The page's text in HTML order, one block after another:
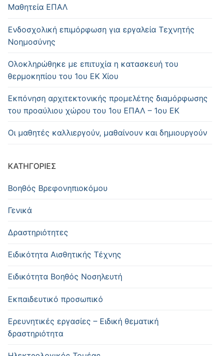
Μαθητεία ΕΠΑΛ
Ενδοσχολική επιμόρφωση για εργαλεία Τεχνητής
Νοημοσύνης
Oλοκληρώθηκε με επιτυχία η κατασκευή του
θερμοκηπίου του 1ου ΕΚ Χίου
Εκπόνηση αρχιτεκτονικής προμελέτης διαμόρφωσης
του προαύλιου χώρου του 1ου ΕΠΑΛ – 1ου ΕΚ
Οι μαθητές καλλιεργούν, μαθαίνουν και δημιουργούν
KΑΤΗΓΟΡΊΕΣ
Βοηθός Βρεφονηπιοκόμου
Γενικά
Δραστηριότητες
Ειδικότητα Αισθητικής Τέχνης
Ειδικότητα Βοηθός Νοσηλευτή
Εκπαιδευτικό προσωπικό
Ερευνητικές εργασίες – Ειδική θεματική
δραστηριότητα